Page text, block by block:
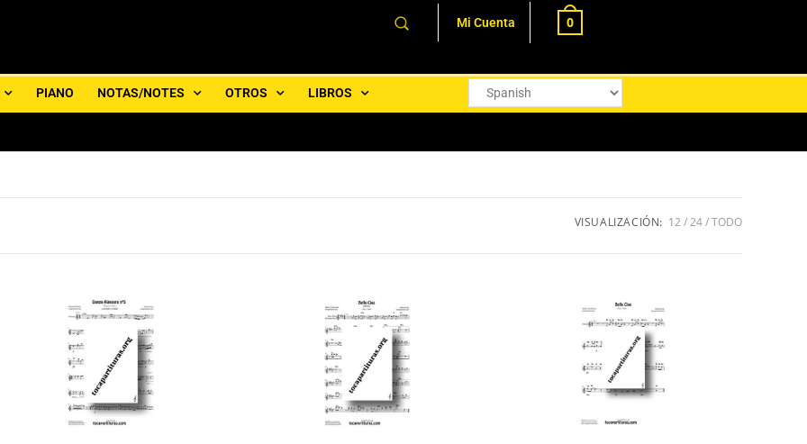
Mi Cuenta 0
PIANO NOTAS/NOTES OTROS LIBROS
VISUALIZACIÓN: 12 24 TODO